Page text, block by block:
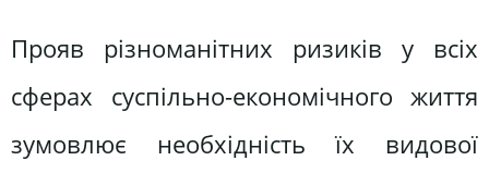
Прояв різноманітних ризиків у всіх
сферах суспільно-економічного життя
зумовлює необхідність їх видової